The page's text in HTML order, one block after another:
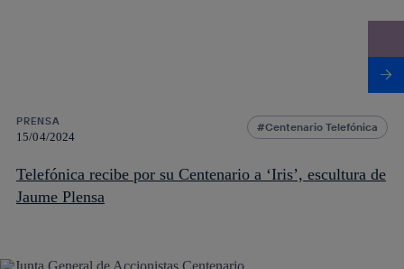
PRENSA
15/04/2024
Centenario Telefónica
Telefónica recibe por su Centenario a ‘Iris’, escultura de
Jaume Plensa